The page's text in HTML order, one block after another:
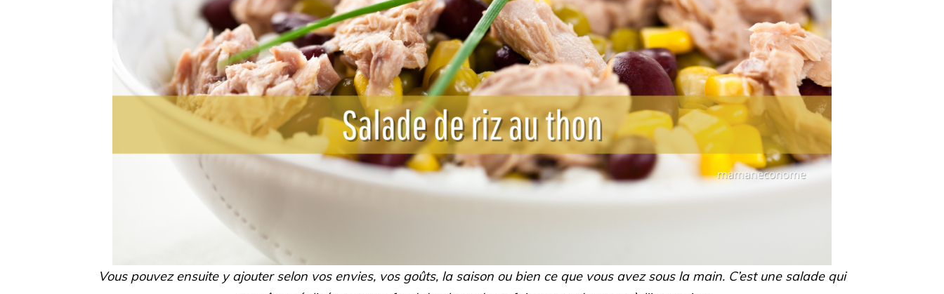
Vous pouvez ensuite y ajouter selon vos envies, vos goûts, la saison ou bien ce que vous avez sous la main. C’est une salade qui